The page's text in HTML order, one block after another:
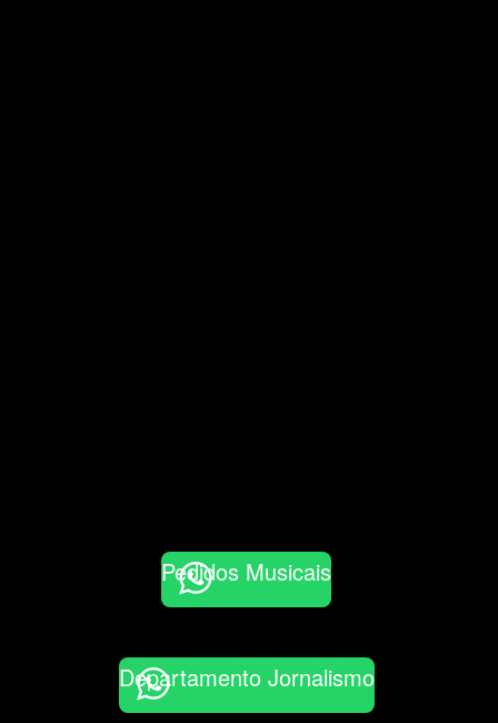
Pedidos Musicais
Departamento Jornalismo